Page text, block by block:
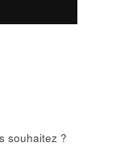
souhaitez ?